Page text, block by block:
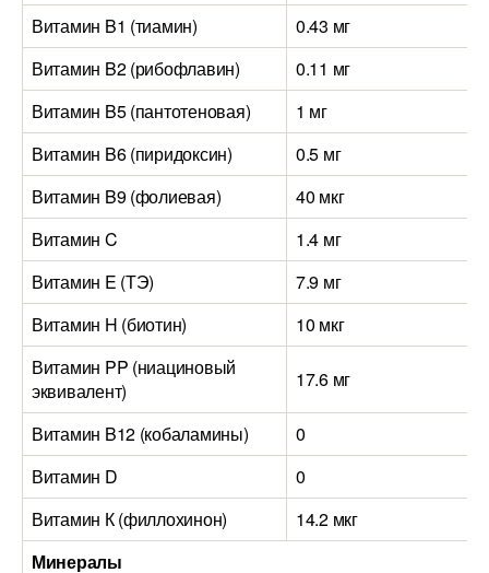
Витамин B1 (тиамин)
0.43 мг
Витамин B2 (рибофлавин)
0.11 мг
Витамин B5 (пантотеновая)
1 мг
Витамин B6 (пиридоксин)
0.5 мг
Витамин B9 (фолиевая)
40 мкг
Витамин C
1.4 мг
Витамин E (ТЭ)
7.9 мг
Витамин H (биотин)
10 мкг
Витамин PP (ниациновый
эквивалент)
17.6 мг
Витамин B12 (кобаламины)
0
Витамин D
0
Витамин К (филлохинон)
14.2 мкг
Минералы